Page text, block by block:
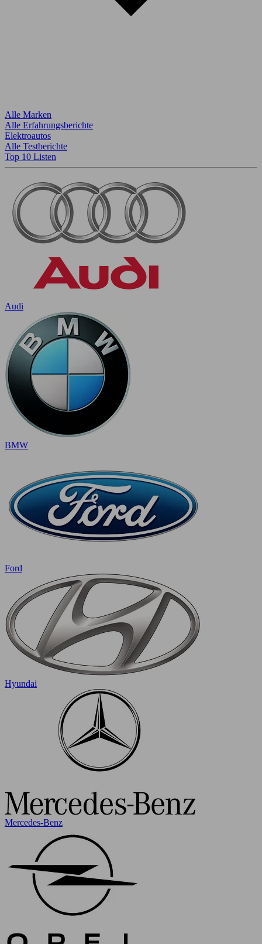
Alle Marken
Alle Erfahrungsberichte
Elektroautos
Alle Testberichte
Top 10 Listen
Audi
BMW
Ford
Hyundai
Mercedes-Benz